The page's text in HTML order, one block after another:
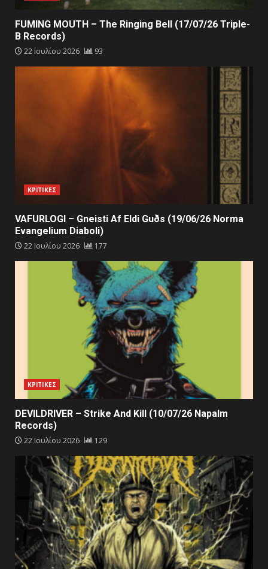
FUMING MOUTH – The Ringing Bell (17/07/26 Triple-
B Records)
22 Ιουλίου 2026 93
ΚΡΙΤΙΚΕΣ
VAFURLOGI – Gneisti Af Eldi Guðs (19/06/26 Norma
Evangelium Diaboli)
22 Ιουλίου 2026 177
ΚΡΙΤΙΚΕΣ
DEVILDRIVER – Strike And Kill (10/07/26 Napalm
Records)
22 Ιουλίου 2026 129